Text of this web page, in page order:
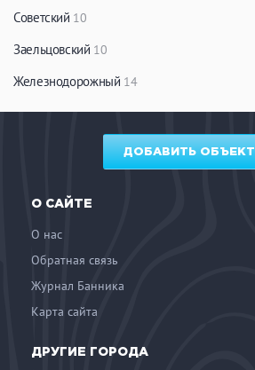
Советский 10
Заельцовский 10
Железнодорожный 14
ДОБАВИТЬ ОБЪЕКТ
О САЙТЕ
О нас
Обратная связь
Журнал Банника
Карта сайта
ДРУГИЕ ГОРОДА